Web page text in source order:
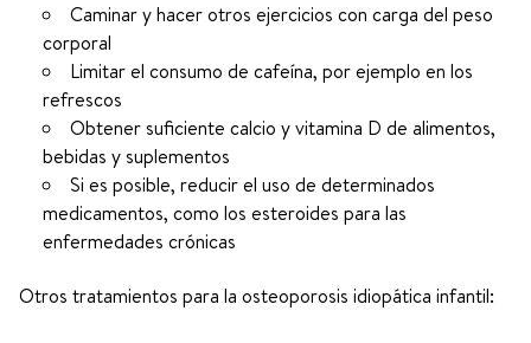
Caminar y hacer otros ejercicios con carga del peso
corporal
Limitar el consumo de cafeína, por ejemplo en los
refrescos
Obtener suficiente calcio y vitamina D de alimentos,
bebidas y suplementos
Si es posible, reducir el uso de determinados
medicamentos, como los esteroides para las
enfermedades crónicas
Otros tratamientos para la osteoporosis idiopática infantil: